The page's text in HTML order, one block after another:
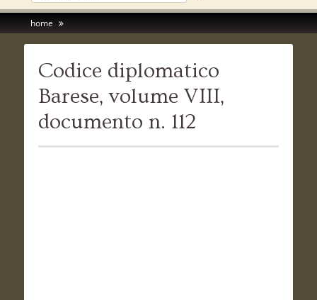
home
Codice diplomatico
Barese, volume VIII,
documento n. 112